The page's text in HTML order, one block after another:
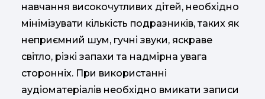
навчання високочутливих дітей, необхідно
мінімізувати кількість подразників, таких як
неприємний шум, гучні звуки, яскраве
світло, різкі запахи та надмірна увага
сторонніх. При використанні
аудіоматеріалів необхідно вмикати записи